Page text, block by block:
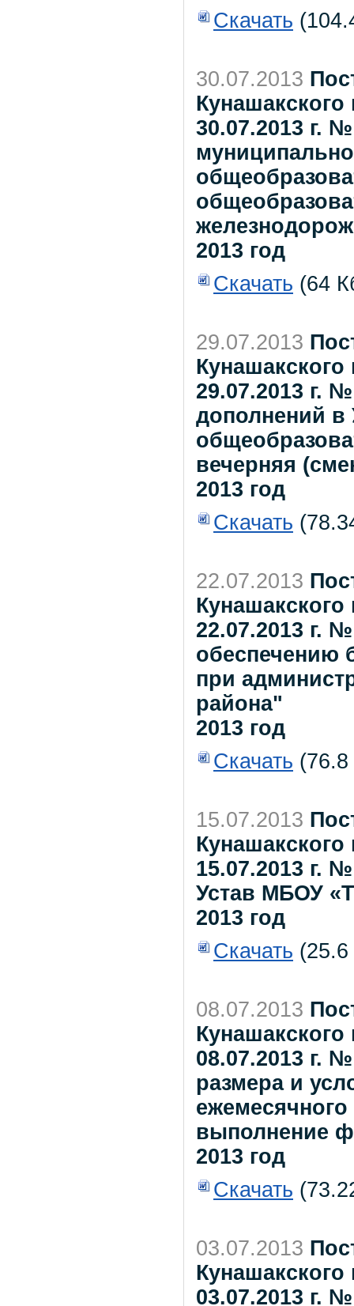
Скачать
30.07.2013
30.07.2013 г.
2013 год
Скачать (64
29.07.2013
29.07.2013 г.
дополнений в
вечерняя
2013 год
Скачать
22.07.2013
22.07.2013 г.
обеспечению
при
района"
2013 год
Скачать
15.07.2013
15.07.2013 г.
Устав МБОУ
2013 год
Скачать
08.07.2013
08.07.2013 г.
размера и
ежемесячного
выполнение
2013 год
Скачать
03.07.2013
03.07.2013 г.